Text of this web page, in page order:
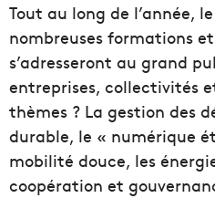
Tout au long de l’année,
nombreuses formations
s’adresseront au grand
entreprises, collectivités
thèmes ? La gestion des
durable, le « numérique
mobilité douce, les
coopération et